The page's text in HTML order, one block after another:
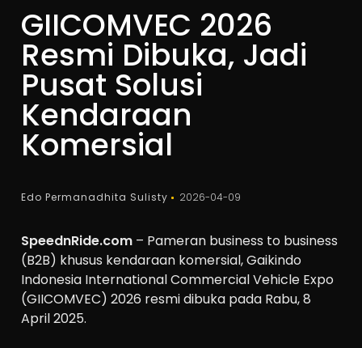
GIICOMVEC 2026
Resmi Dibuka, Jadi
Pusat Solusi
Kendaraan
Komersial
Edo Permanadhita Sulisty 2026-04-09
SpeednRide.com – Pameran business to business
(B2B) khusus kendaraan komersial, Gaikindo
Indonesia International Commercial Vehicle Expo
(GIICOMVEC) 2026 resmi dibuka pada Rabu, 8
April 2025.